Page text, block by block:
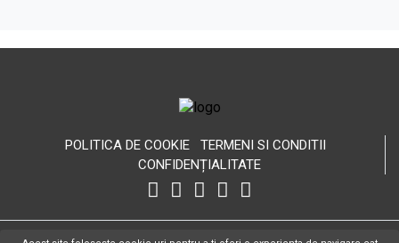
POLITICA DE COOKIE
TERMENI SI CONDITII
CONFIDENȚIALITATE
Copyright Hospitality Design © 2026 Toate drepturile rezervate. WEB